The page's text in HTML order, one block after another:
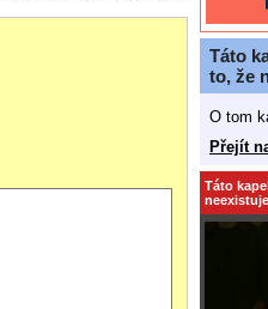
Táto
to, že
O tom
Přejít
Táto
neexistuje